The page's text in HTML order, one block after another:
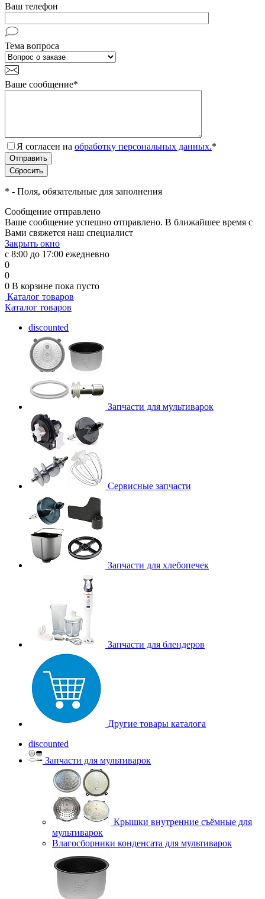
Ваш телефон
Тема вопроса
Ваше сообщение*
Я согласен на обработку персональных данных.*
* - Поля, обязательные для заполнения
Сообщение отправлено
Ваше сообщение успешно отправлено. В ближайшее время с
Вами свяжется наш специалист
Закрыть окно
с 8:00 до 17:00 ежедневно
0
0
0 В корзине пока пусто
Каталог товаров
Каталог товаров
discounted
Запчасти для мультиварок
Сервисные запчасти
Запчасти для хлебопечек
Запчасти для блендеров
Другие товары каталога
discounted
Запчасти для мультиварок
Крышки внутренние съёмные для
мультиварок
Влагосборники конденсата для мультиварок